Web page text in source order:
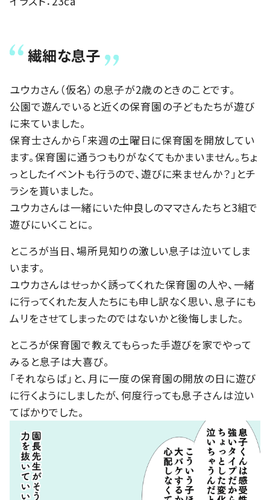
繊細な息子
ユウカさん（仮名）の息子が2歳のときのことです。
公園で遊んでいると近くの保育園の子どもたちが遊び
に来ていました。
保育士さんから「来週の土曜日に保育園を開放してい
ます。保育園に通うつもりがなくてもかまいません。ちょ
っとしたイベントも行うので、遊びに来ませんか？」とチ
ラシを貰いました。
ユウカさんは一緒にいた仲良しのママさんたちと3組で
遊びにいくことに。
ところが当日、場所見知りの激しい息子は泣いてしま
います。
ユウカさんはせっかく誘ってくれた保育園の人や、一緒
に行ってくれた友人たちにも申し訳なく思い、息子にも
ムリをさせてしまったのではないかと後悔しました。
ところが保育園で教えてもらった手遊びを家でやって
みると息子は大喜び。
「それならば」と、月に一度の保育園の開放の日に遊び
に行くようにしましたが、何度行っても息子さんは泣い
てばかりでした。